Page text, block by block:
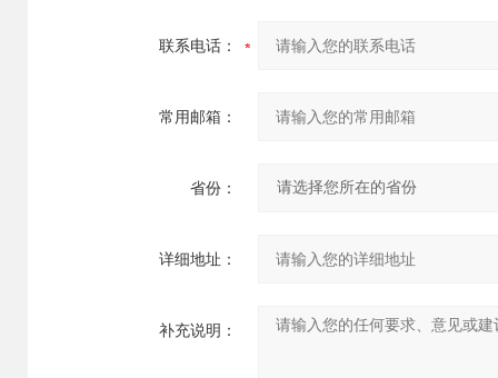
联系电话：
常用邮箱：
省份：
详细地址：
补充说明：